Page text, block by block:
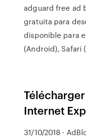
adguard free ad
gratuita para
disponible para
(Android), Safari
Internet
31/10/2018 ·